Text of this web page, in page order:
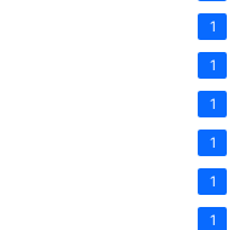
1
1
1
1
1
1